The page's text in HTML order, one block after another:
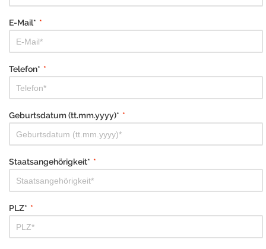
E-Mail* *
Telefon* *
Geburtsdatum (tt.mm.yyyy)* *
Staatsangehörigkeit* *
PLZ* *